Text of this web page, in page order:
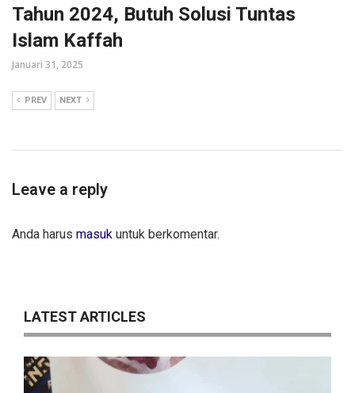
Tahun 2024, Butuh Solusi Tuntas
Islam Kaffah
Januari 31, 2025
PREV NEXT
Leave a reply
Anda harus masuk untuk berkomentar.
LATEST ARTICLES